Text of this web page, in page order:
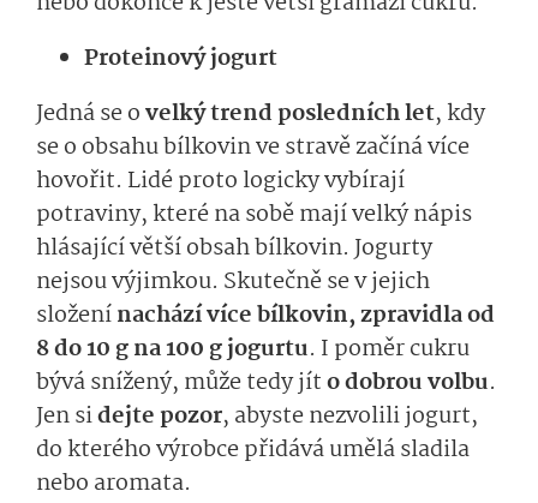
Proteinový jogurt
Jedná se ovelký trend posledních let, kdy
se o obsahu bílkovin ve stravě začíná více
hovořit. Lidé proto logicky vybírají
potraviny, které na sobě mají velký nápis
hlásající větší obsah bílkovin. Jogurty
nejsou výjimkou. Skutečně se v jejich
složenínachází více bílkovin, zpravidla od
8 do 10 g na 100 g jogurtu. I poměr cukru
bývá snížený, může tedy jíto dobrou volbu.
Jen sidejte pozor, abyste nezvolili jogurt,
do kterého výrobce přidává umělá sladila
nebo aromata.